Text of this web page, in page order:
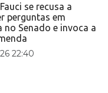
se recusa a
perguntas em
no Senado e invoca a
22:40